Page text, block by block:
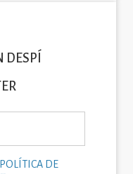
DESPÍ
POLÍTICA DE